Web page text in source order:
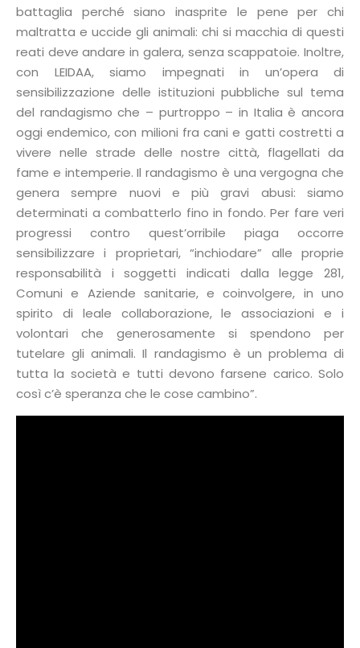
battaglia perché siano inasprite le pene per chi
maltratta e uccide gli animali: chi si macchia di questi
reati deve andare in galera, senza scappatoie. Inoltre,
con LEIDAA, siamo impegnati in un’opera di
sensibilizzazione delle istituzioni pubbliche sul tema
del randagismo che – purtroppo – in Italia è ancora
oggi endemico, con milioni fra cani e gatti costretti a
vivere nelle strade delle nostre città, flagellati da
fame e intemperie. Il randagismo è una vergogna che
genera sempre nuovi e più gravi abusi: siamo
determinati a combatterlo fino in fondo. Per fare veri
progressi contro quest’orribile piaga occorre
sensibilizzare i proprietari, “inchiodare” alle proprie
responsabilità i soggetti indicati dalla legge 281,
Comuni e Aziende sanitarie, e coinvolgere, in uno
spirito di leale collaborazione, le associazioni e i
volontari che generosamente si spendono per
tutelare gli animali. Il randagismo è un problema di
tutta la società e tutti devono farsene carico. Solo
così c’è speranza che le cose cambino”.